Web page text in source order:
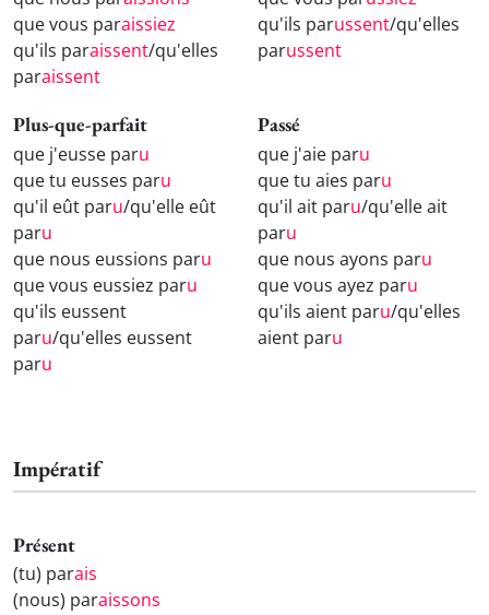
que vous paraissiez
qu'ils paraissent/qu'elles
paraissent
qu'ils parussent/qu'elles
parussent
Plus-que-parfait
que j'eusse paru
que tu eusses paru
qu'il eût paru/qu'elle eût
paru
que nous eussions paru
que vous eussiez paru
qu'ils eussent
paru/qu'elles eussent
paru
Passé
que j'aie paru
que tu aies paru
qu'il ait paru/qu'elle ait
paru
que nous ayons paru
que vous ayez paru
qu'ils aient paru/qu'elles
aient paru
Impératif
Présent
(tu) parais
(nous) paraissons